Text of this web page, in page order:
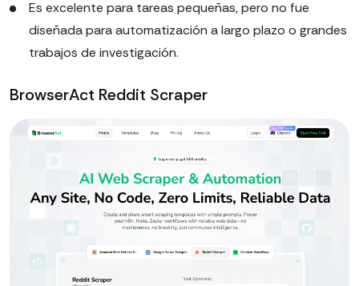
Es excelente para tareas pequeñas, pero no fue
diseñada para automatización a largo plazo o grandes
trabajos de investigación.
BrowserAct Reddit Scraper